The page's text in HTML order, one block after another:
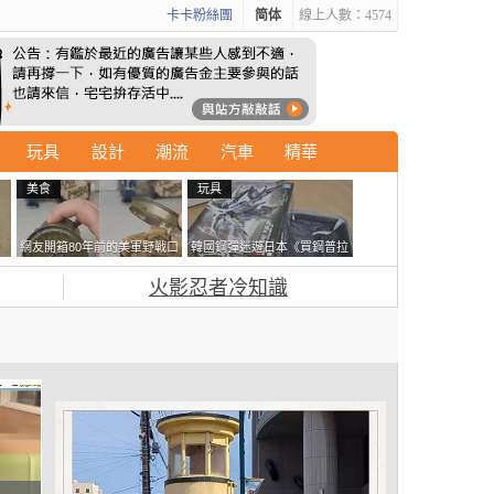
線上人數：4574
简体
卡卡粉絲團
玩具 設計 潮流 汽車 精華
美食
網友開箱80年前的美軍野戰口
糧 罐頭本身保存良好，但裡
玩具
韓國鋼彈迷遊日本《買鋼普拉
塞不進行李箱》網友們集思廣
益提供解方了……
火影忍者冷知識